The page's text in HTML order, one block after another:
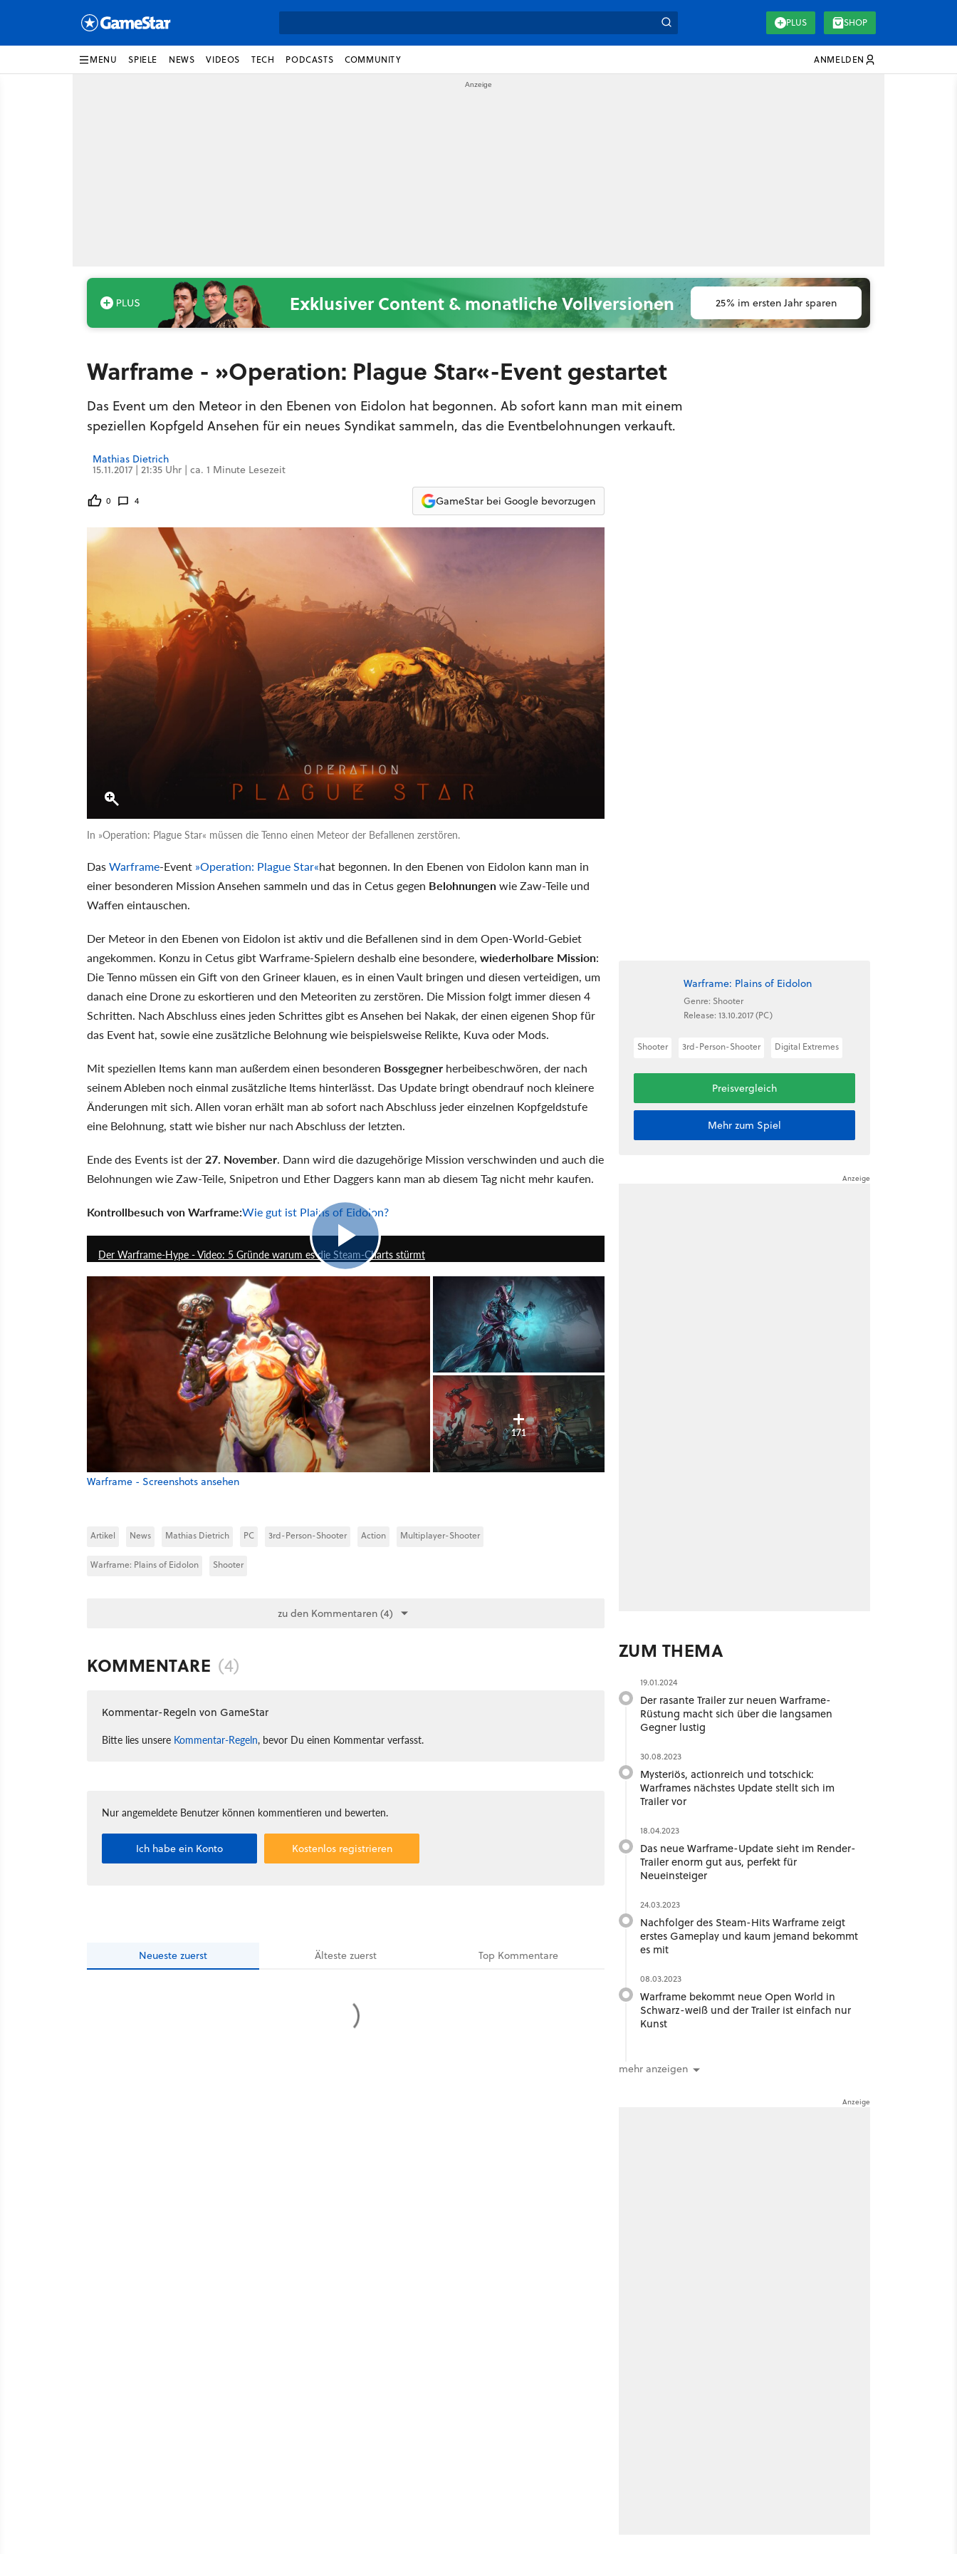
PLUS SHOP
MENU SPIELE NEWS VIDEOS TECH PODCASTS COMMUNITY ANMELDEN
Exklusiver Content & monatliche Vollversionen 25% im ersten Jahr sparen
Warframe - »Operation: Plague Star«-Event gestartet
Das Event um den Meteor in den Ebenen von Eidolon hat begonnen. Ab sofort kann man mit einem
speziellen Kopfgeld Ansehen für ein neues Syndikat sammeln, das die Eventbelohnungen verkauft.
Mathias Dietrich
15.11.2017 | 21:35 Uhr | ca. 1 Minute Lesezeit
0 4 GameStar bei Google bevorzugen
In »Operation: Plague Star« müssen die Tenno einen Meteor der Befallenen zerstören.
DasWarframe-Event »Operation: Plague Star«hat begonnen. In den Ebenen von Eidolon kann man in
einer besonderen Mission Ansehen sammeln und das in Cetus gegen Belohnungenwie Zaw-Teile und
Waffen eintauschen.
Der Meteor in den Ebenen von Eidolon ist aktiv und die Befallenen sind in dem Open-World-Gebiet
angekommen. Konzu in Cetus gibt Warframe-Spielern deshalb eine besondere, wiederholbare Mission:
Die Tenno müssen ein Gift von den Grineer klauen, es in einen Vault bringen und diesen verteidigen, um
danach eine Drone zu eskortieren und den Meteoriten zu zerstören. Die Mission folgt immer diesen 4
Schritten. Nach Abschluss eines jeden Schrittes gibt es Ansehen bei Nakak, der einen eigenen Shop für
das Event hat, sowie eine zusätzliche Belohnung wie beispielsweise Relikte, Kuva oder Mods.
Mit speziellen Items kann man außerdem einen besonderen Bossgegner herbeibeschwören, der nach
seinem Ableben noch einmal zusätzliche Items hinterlässt. Das Update bringt obendrauf noch kleinere
Änderungen mit sich. Allen voran erhält man ab sofort nach Abschluss jeder einzelnen Kopfgeldstufe
eine Belohnung, statt wie bisher nur nach Abschluss der letzten.
Ende des Events ist der27. November. Dann wird die dazugehörige Mission verschwinden und auch die
Belohnungen wie Zaw-Teile, Snipetron und Ether Daggers kann man ab diesem Tag nicht mehr kaufen.
Kontrollbesuch von Warframe:Wie gut ist Plains of Eidolon?
Der Warframe-Hype - Video: 5 Gründe warum es die Steam-Charts stürmt
171
Warframe - Screenshots ansehen
Artikel News Mathias Dietrich PC 3rd-Person-Shooter Action Multiplayer-Shooter
Warframe: Plains of Eidolon Shooter
zu den Kommentaren (4)
KOMMENTARE (4)
Kommentar-Regeln von GameStar
Bitte lies unsere Kommentar-Regeln, bevor Du einen Kommentar verfasst.
Nur angemeldete Benutzer können kommentieren und bewerten.
Ich habe ein Konto Kostenlos registrieren
Neueste zuerst Ältestezuerst Top Kommentare
Warframe: Plains of Eidolon
Genre: Shooter
Release: 13.10.2017 (PC)
Shooter 3rd-Person-Shooter Digital Extremes
Preisvergleich
Mehr zum Spiel
ZUM THEMA
19.01.2024
Der rasante Trailer zur neuen Warframe-
Rüstung macht sich über die langsamen
Gegner lustig
30.08.2023
Mysteriös, actionreich und totschick:
Warframes nächstes Update stellt sich im
Trailer vor
18.04.2023
Das neue Warframe-Update sieht im Render-
Trailer enorm gut aus, perfekt für
Neueinsteiger
24.03.2023
Nachfolger des Steam-Hits Warframe zeigt
erstes Gameplay und kaum jemand bekommt
es mit
08.03.2023
Warframe bekommt neue Open World in
Schwarz-weiß und der Trailer ist einfach nur
Kunst
mehr anzeigen